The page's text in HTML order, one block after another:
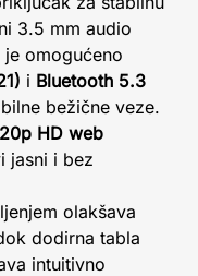
3.5 mm audio
omogućeno
i Bluetooth 5.3
bežične veze.
HD web
jasni i bez
olakšava
dodirna tabla
intuitivno